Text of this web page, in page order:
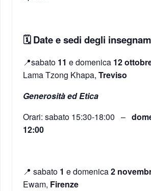
🗓 Date e sedi degli
📍sabato 11e domenica 12
Lama Tzong Khapa,Treviso
Generosità ed Etica
Orari: sabato 15:30-18:00 –
12:00
📍 sabato 1e domenica2
Ewam, Firenze